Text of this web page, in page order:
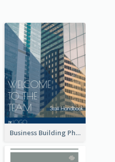
Business Building Photo Employee Handbook